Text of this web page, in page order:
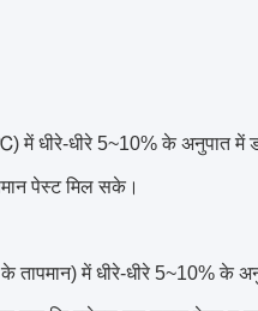
में धीरे-धीरे 5~10% के अनुपात
पेस्ट मिल सके।
के तापमान) में धीरे-धीरे 5~10%